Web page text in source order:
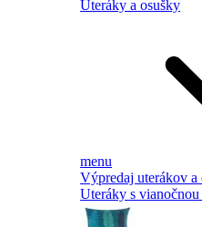
Uteráky a osušky
menu
Výpredaj uterákov a
Uteráky s vianočnou